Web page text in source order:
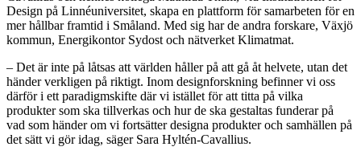
Design på Linnéuniversitet, skapa en plattform för samarbeten för en
mer hållbar framtid i Småland. Med sig har de andra forskare, Växjö
kommun, Energikontor Sydost och nätverket Klimatmat.
– Det är inte på låtsas att världen håller på att gå åt helvete, utan det
händer verkligen på riktigt. Inom designforskning befinner vi oss
därför i ett paradigmskifte där vi istället för att titta på vilka
produkter som ska tillverkas och hur de ska gestaltas funderar på
vad som händer om vi fortsätter designa produkter och samhällen på
det sätt vi gör idag, säger Sara Hyltén-Cavallius.